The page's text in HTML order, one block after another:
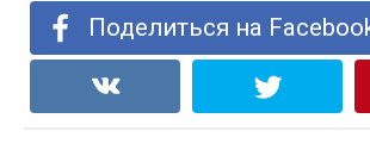
Поделиться на